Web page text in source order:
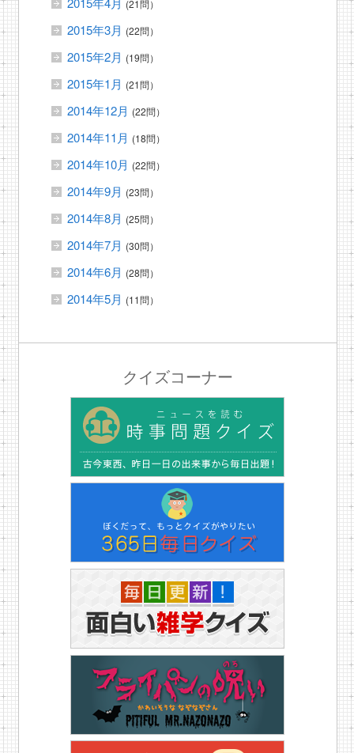
(21問）
2015年3月 (22問）
2015年2月 (19問）
2015年1月 (21問）
2014年12月 (22問）
2014年11月 (18問）
2014年10月 (22問）
2014年9月 (23問）
2014年8月 (25問）
2014年7月 (30問）
2014年6月 (28問）
2014年5月 (11問）
クイズコーナー